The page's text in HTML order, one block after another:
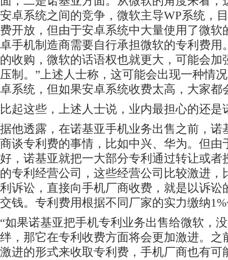
安卓系统之间的竞争，微软主导WP系统，
费开放，但由于安卓系统中大量使用了微软
卓手机制造商需要自行承担微软的专利费用
的收购，微软的话语权也就更大，可能会加
压制。”上述人士称，这可能会出现一种情
卓系统，但如果安卓系统收费太高，大家都
比起这些，上述人士说，业内最担心的还是
据他透露，在诺基亚手机业务出售之前，诺
商谈专利费的事情，比如中兴、华为。但由
好，诺基亚就把一大部分专利通过转让或者
的专利经营公司，这些经营公司比较激进，
利诉讼，直接向手机厂商收费，就是以诉讼
交钱。专利费用根据不同厂家的实力缴纳
“如果诺基亚把手机专利业务出售给微软，
绊，那它在专利收费方面将会更加激进。之
激进的形式来收取专利费，手机厂商也有可